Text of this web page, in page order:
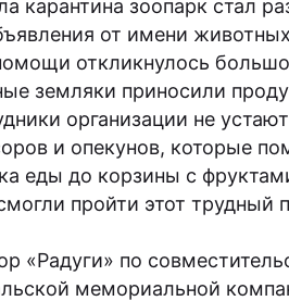
карантина зоопарк стал
от имени
откликнулось
земляки приносили
организации не
и опекунов, которые
еды до корзины с
пройти этот трудный
«Радуги» по
мемориальной